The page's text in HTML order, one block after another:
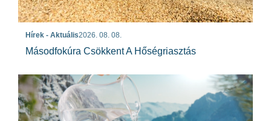
Hírek - Aktuális2026. 08. 08.
Másodfokúra Csökkent A Hőségriasztás